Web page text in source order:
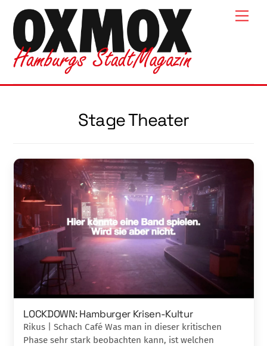
content
Stage Theater
LOCKDOWN: Hamburger Krisen-Kultur
Rikus | Schach Café Was man in dieser kritischen
Phase sehr stark beobachten kann, ist welchen